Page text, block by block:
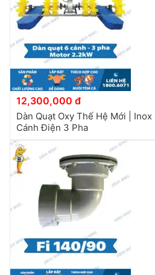
12,300,000 đ
Dàn Quạt Oxy Thế Hệ Mới |
Cánh Điện 3 Pha